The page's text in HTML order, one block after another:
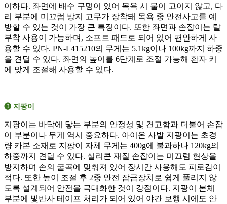
이하다. 좌면에 배수 구멍이 있어 목욕 시 물이 고이지 않고, 다
리 부분에 미끄럼 방지 고무가 장착돼 목욕 중 안전사고를 예
방할 수 있는 것이 가장 큰 특징이다. 또한 좌면과 손잡이는 탈
부착 사용이 가능하며, 소프트 패드로 되어 있어 편안하게 사
용할 수 있다. PN-L415210의 무게는 5.1kg이나 100kg까지 하중
을 견딜 수 있다. 좌면의 높이를 6단계로 조절 가능해 환자 키
에 맞게 조절해 사용할 수 있다.
➌ 지팡이
지팡이는 바닥에 닿는 부분의 안정성 및 견고함과 더불어 손잡
이 부분이나 무게 역시 중요하다. 아이온 사발 지팡이는 초경
량 카본 소재로 지팡이 자체 무게는 400g에 불과하나 120kg의
하중까지 견딜 수 있다. 실리콘 재질 손잡이는 미끄럼 현상을
방지하며 손의 굴곡에 맞춰져 있어 장시간 사용해도 피로감이
적다. 또한 높이 조절 후 2중 안전 잠금장치로 쉽게 풀리지 않
도록 설계되어 안전을 극대화한 것이 강점이다. 지팡이 본체
부분에 빛반사 테이프 처리가 되어 있어 야간 보행 시에도 안